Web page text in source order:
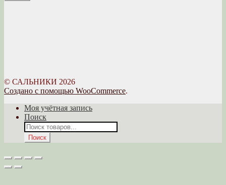
© САЛЬНИКИ 2026
Создано с помощью WooCommerce.
Моя учётная запись
Поиск
Поиск
товаров
Поиск